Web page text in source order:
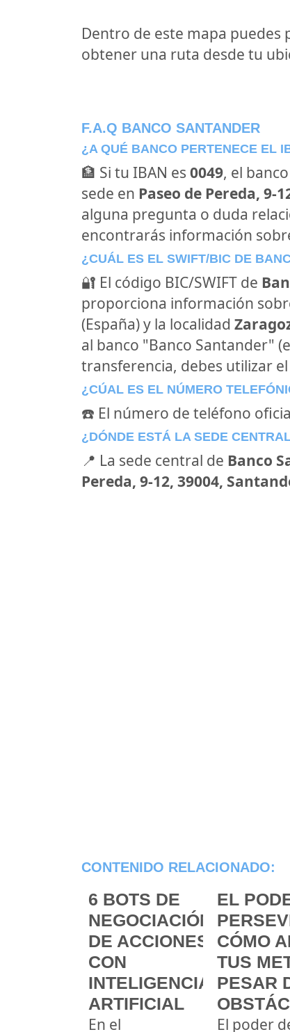
Dentro de este mapa puedes
obtener una ruta desde tu
F.A.Q BANCO SANTANDER
¿A QUÉ BANCO PERTENECE EL
🏦 Si tu IBAN es 0049, el
sede en Paseo de Pereda, 9-
alguna pregunta o duda
encontrarás información
¿CUÁL ES EL SWIFT/BIC DE
🔐 El código BIC/SWIFT de
proporciona información
(España) y la localidad
al banco "Banco Santander"
transferencia, debes utilizar
¿CÚAL ES EL NÚMERO
☎️ El número de teléfono
¿DÓNDE ESTÁ LA SEDE
📍 La sede central de Banco
Pereda, 9-12, 39004,
CONTENIDO RELACIONADO:
6 BOTS DE
NEGOCIACIÓN
DE ACCIONES
CON
INTELIGENCIA
ARTIFICIAL
En el
EL
CÓMO
TUS
PESAR
El poder